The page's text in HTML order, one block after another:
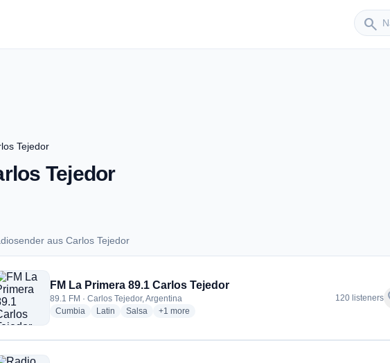
search
Sender
Tejedor
Tejedor
aus Carlos Tejedor
aus Carlos Tejedor
FM La Primera 89.1 Carlos Tejedor
89.1 FM · Carlos Tejedor, Argentina
Cumbia radio stations
Latin radio stations
Salsa radio stations
+1 more genres for FM La Primera 89.1 Carlos Tejedor
more
120 listeners